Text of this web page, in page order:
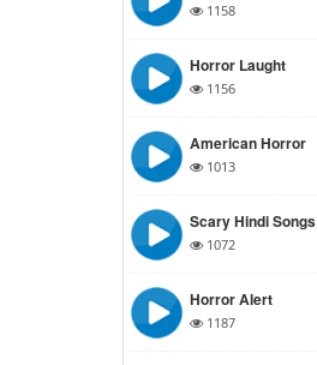
1158
Horror Laught
1156
American Horror
1013
Scary Hindi Songs
1072
Horror Alert
1187